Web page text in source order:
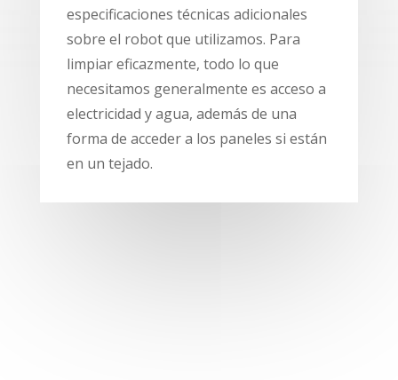
especificaciones técnicas adicionales
sobre el robot que utilizamos. Para
limpiar eficazmente, todo lo que
necesitamos generalmente es acceso a
electricidad y agua, además de una
forma de acceder a los paneles si están
en un tejado.